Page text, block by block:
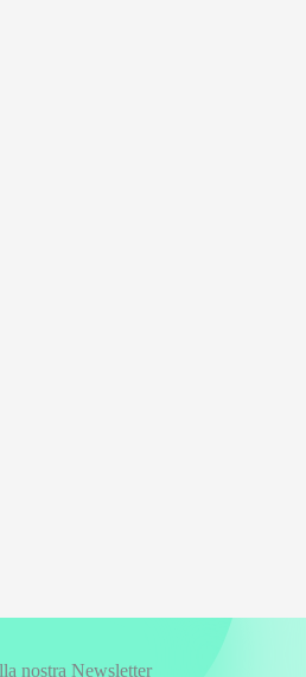
nostra Newsletter